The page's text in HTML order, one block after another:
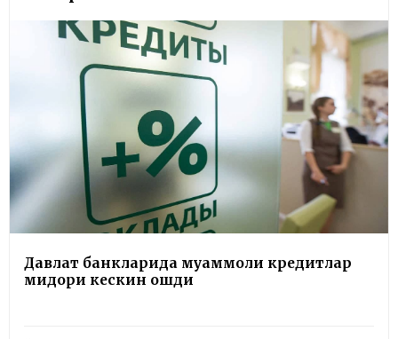
Давлат банкларида муаммоли кредитлар
миқдори кескин ошди